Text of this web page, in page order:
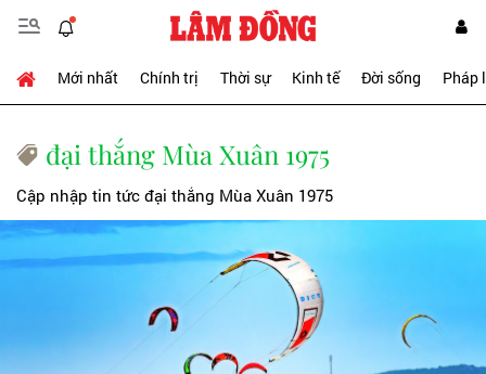
Mới nhất Chính trị Thời sự Kinh tế Đời sống Pháp
đại thắng Mùa Xuân 1975
Cập nhập tin tức đại thắng Mùa Xuân 1975